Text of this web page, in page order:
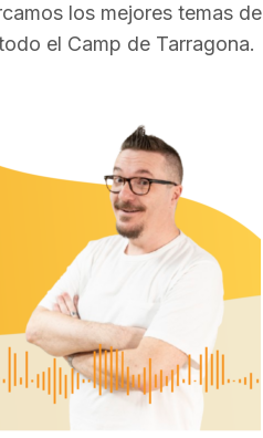
los mejores temas de
el Camp de Tarragona.